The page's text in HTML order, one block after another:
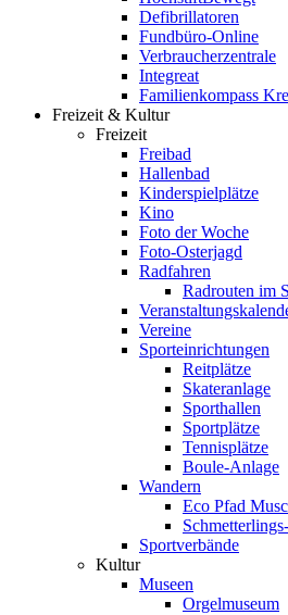
Defibrillatoren
Fundbüro-Online
Verbraucherzentrale
Integreat
Familienkompass
Freizeit & Kultur
Freizeit
Freibad
Hallenbad
Kinderspielplätze
Kino
Foto der Woche
Foto-Osterjagd
Radfahren
Radrouten im
Vereine
Sporteinrichtungen
Reitplätze
Skateranlage
Sporthallen
Sportplätze
Tennisplätze
Boule-Anlage
Wandern
Eco Pfad
Sportverbände
Kultur
Museen
Orgelmuseum